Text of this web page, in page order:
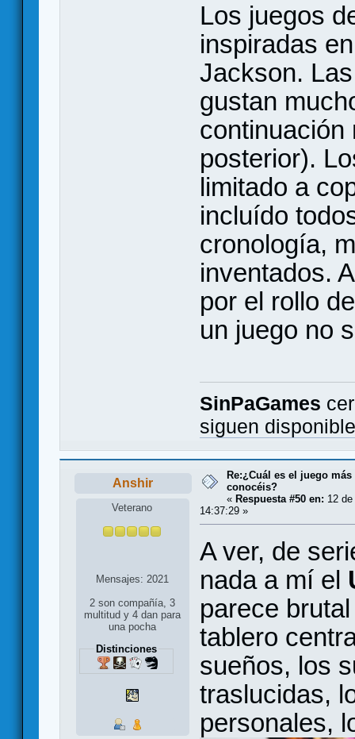
Los juegos
inspiradas
Jackson.
gustan
continuación
posterior).
limitado a
incluído
cronología,
inventados.
por el rollo
un juego no
SinPaGames
siguen
Anshir
Veterano
Mensajes: 2021
2 son compañía, 3
multitud y 4 dan para
una pocha
Distinciones
Re:¿Cuál es el juego
conocéis?
« Respuesta #50 en: 12
14:37:29 »
A ver, de
nada a mí el
parece
tablero
sueños, los
traslucidas,
personales,